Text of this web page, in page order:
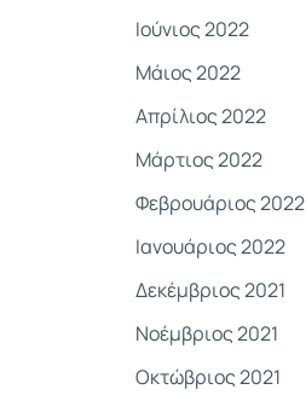
Ιούνιος 2022
Μάιος 2022
Απρίλιος 2022
Μάρτιος 2022
Φεβρουάριος 2022
Ιανουάριος 2022
Δεκέμβριος 2021
Νοέμβριος 2021
Οκτώβριος 2021